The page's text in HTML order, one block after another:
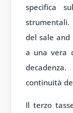
specifica
strumentali.
del sale and
a una vera
continuità
Il terzo